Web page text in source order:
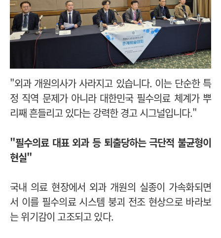
"외과 개원의사가 사라지고 있습니다. 이는 단순한 특
정 직역 문제가 아니라 대한민국 필수의료 체계가 뿌
리째 흔들리고 있다는 강력한 경고 시그널입니다."
"필수의료 대표 외과 등 퇴출당하는 극단적 불균형이
현실"
국내 의료 현장에서 외과 개원의 실종이 가속화되면
서 이를 필수의료 시스템 붕괴 전조 현상으로 바라보
는 위기감이 고조되고 있다.